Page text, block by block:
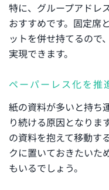
特に、グループアドレ
おすすめです。固定席
ットを併せ持てるので
実現できます。
ペーパーレス化を推
紙の資料が多いと持ち
り続ける原因となりま
の資料を抱えて移動す
クに置いておきたいた
もいるでしょう。